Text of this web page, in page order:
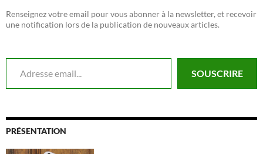
Renseignez votre email pour vous abonner à la newsletter, et recevoir
une notification lors de la publication de nouveaux articles.
Adresse email...
SOUSCRIRE
PRÉSENTATION